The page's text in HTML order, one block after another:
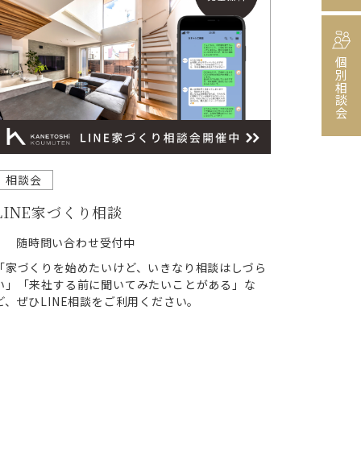
相談会
家づくり相談
随時問い合わせ受付中
家づくりを始めたいけど、いきなり相談はしづら
」「来社する前に聞いてみたいことがある」な
、ぜひLINE相談をご利用ください。
個別相談会